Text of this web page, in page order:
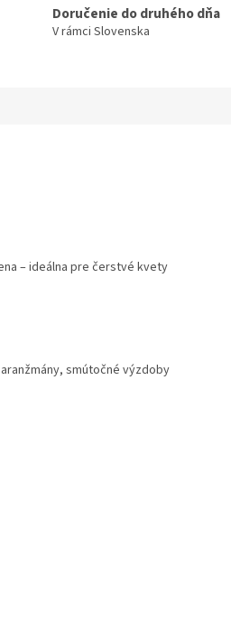
Doručenie do druhého dňa
V rámci Slovenska
– ideálna pre čerstvé kvety
smútočné výzdoby